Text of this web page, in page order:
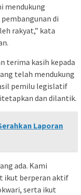
mendukung
di
rakyat,” kata
terima kasih kepada
telah mendukung
pemilu legislatif
dan dilantik.
Laporan
ada. Kami
ikut berperan aktif
serta ikut